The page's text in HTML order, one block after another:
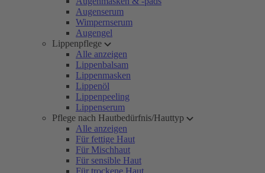
Augenserum
Wimpernserum
Augengel
Lippenpflege
Alle anzeigen
Lippenbalsam
Lippenmasken
Lippenöl
Lippenpeeling
Lippenserum
Pflege nach Hautbedürfnis/Hauttyp
Alle anzeigen
Für fettige Haut
Für Mischhaut
Für sensible Haut
Für trockene Haut